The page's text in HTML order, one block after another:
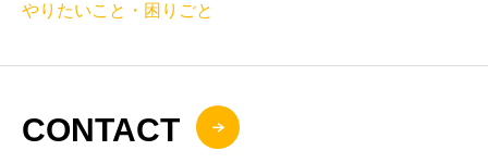
やりたいこと・困りごと
CONTACT